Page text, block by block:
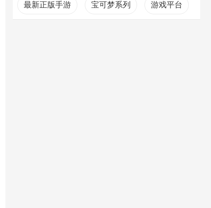
最新正版手游 宝可梦系列 游戏平台